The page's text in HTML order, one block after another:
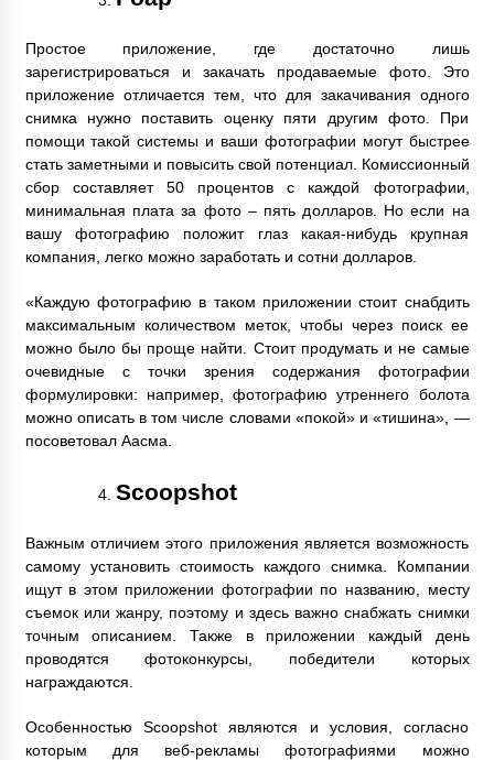
Простое приложение, где достаточно лишь
зарегистрироваться и закачать продаваемые фото. Это
приложение отличается тем, что для закачивания одного
снимка нужно поставить оценку пяти другим фото. При
помощи такой системы и ваши фотографии могут быстрее
стать заметными и повысить свой потенциал. Комиссионный
сбор составляет 50 процентов с каждой фотографии,
минимальная плата за фото – пять долларов. Но если на
вашу фотографию положит глаз какая-нибудь крупная
компания, легко можно заработать и сотни долларов.
«Каждую фотографию в таком приложении стоит снабдить
максимальным количеством меток, чтобы через поиск ее
можно было бы проще найти. Стоит продумать и не самые
очевидные с точки зрения содержания фотографии
формулировки: например, фотографию утреннего болота
можно описать в том числе словами «покой» и «тишина», —
посоветовал Аасма.
Scoopshot
Важным отличием этого приложения является возможность
самому установить стоимость каждого снимка. Компании
ищут в этом приложении фотографии по названию, месту
съемок или жанру, поэтому и здесь важно снабжать снимки
точным описанием. Также в приложении каждый день
проводятся фотоконкурсы, победители которых
награждаются.
Особенностью Scoopshot являются и условия, согласно
которым для веб-рекламы фотографиями можно